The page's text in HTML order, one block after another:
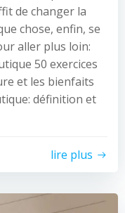
de changer la
chose, enfin, se
aller plus loin:
50 exercices
et les bienfaits
définition et
lire plus